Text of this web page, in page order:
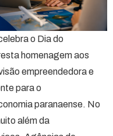
o Dia do
homenagem aos
empreendedora e
para o
paranaense. No
além da